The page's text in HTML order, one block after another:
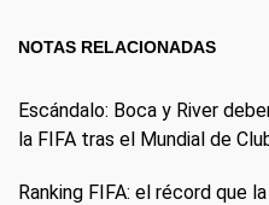
NOTAS RELACIONADAS
Escándalo: Boca y River
la FIFA tras el Mundial de
Ranking FIFA: el récord que